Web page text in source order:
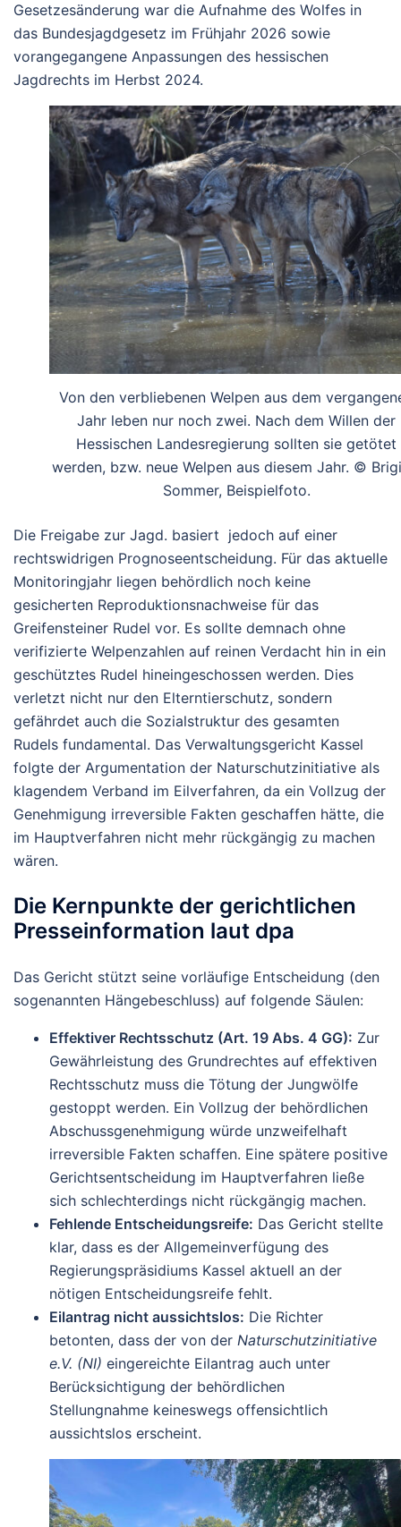
Gesetzesänderung war die Aufnahme des Wolfes in
das Bundesjagdgesetz im Frühjahr 2026 sowie
vorangegangene Anpassungen des hessischen
Jagdrechts im Herbst 2024.
Von den verbliebenen Welpen aus dem
Jahr leben nur noch zwei. Nach dem Willen der
Hessischen Landesregierung sollten sie getötet
werden, bzw. neue Welpen aus diesem Jahr. ©
Sommer, Beispielfoto.
Die Freigabe zur Jagd. basiert jedoch auf einer
rechtswidrigen Prognoseentscheidung. Für das aktuelle
Monitoringjahr liegen behördlich noch keine
gesicherten Reproduktionsnachweise für das
Greifensteiner Rudel vor. Es sollte demnach ohne
verifizierte Welpenzahlen auf reinen Verdacht hin in ein
geschütztes Rudel hineingeschossen werden. Dies
verletzt nicht nur den Elterntierschutz, sondern
gefährdet auch die Sozialstruktur des gesamten
Rudels fundamental. Das Verwaltungsgericht Kassel
folgte der Argumentation der Naturschutzinitiative als
klagendem Verband im Eilverfahren, da ein Vollzug der
Genehmigung irreversible Fakten geschaffen hätte, die
im Hauptverfahren nicht mehr rückgängig zu machen
wären.
Die Kernpunkte der gerichtlichen
Presseinformation laut dpa
Das Gericht stützt seine vorläufige Entscheidung (den
sogenannten Hängebeschluss) auf folgende Säulen:
Effektiver Rechtsschutz (Art. 19 Abs. 4 GG): Zur
Gewährleistung des Grundrechtes auf effektiven
Rechtsschutz muss die Tötung der Jungwölfe
gestoppt werden. Ein Vollzug der behördlichen
Abschussgenehmigung würde unzweifelhaft
irreversible Fakten schaffen. Eine spätere positive
Gerichtsentscheidung im Hauptverfahren ließe
sich schlechterdings nicht rückgängig machen.
Fehlende Entscheidungsreife: Das Gericht stellte
klar, dass es der Allgemeinverfügung des
Regierungspräsidiums Kassel aktuell an der
nötigen Entscheidungsreife fehlt.
Eilantrag nicht aussichtslos: Die Richter
betonten, dass der von der Naturschutzinitiative
e.V. (NI) eingereichte Eilantrag auch unter
Berücksichtigung der behördlichen
Stellungnahme keineswegs offensichtlich
aussichtslos erscheint.